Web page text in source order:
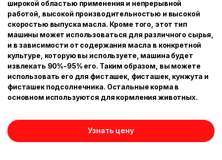
широкой областью применения и непрерывной
работой, высокой производительностью и высокой
скоростью выпуска масла. Кроме того, этот тип
машины может использоваться для различного сырья,
и в зависимости от содержания масла в конкретной
культуре, которую вы используете, машина будет
извлекать 90%-95% его. Таким образом, вы можете
использовать его для фисташек, фисташек, кунжута и
фисташек подсолнечника. Остальные корма в
основном используются для кормления животных.
Узнать цену